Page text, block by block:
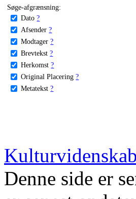
Søge-afgrænsning:
Dato ?
Afsender ?
Modtager ?
Brevtekst ?
Herkomst ?
Original Placering ?
Metatekst ?
Denne side er